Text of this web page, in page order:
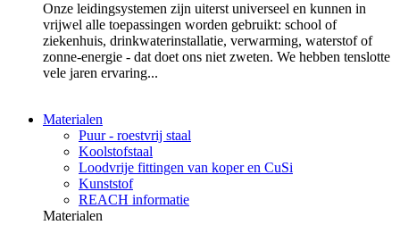
Onze leidingsystemen zijn uiterst universeel en kunnen in
vrijwel alle toepassingen worden gebruikt: school of
ziekenhuis, drinkwaterinstallatie, verwarming, waterstof of
zonne-energie - dat doet ons niet zweten. We hebben tenslotte
vele jaren ervaring...
Materialen
Puur - roestvrij staal
Koolstofstaal
Loodvrije fittingen van koper en CuSi
Kunststof
REACH informatie
Materialen